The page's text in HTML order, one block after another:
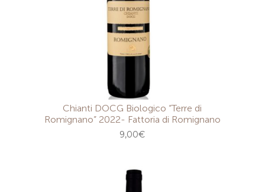
Chianti DOCG Biologico “Terre di
Romignano” 2022- Fattoria di Romignano
9,00€